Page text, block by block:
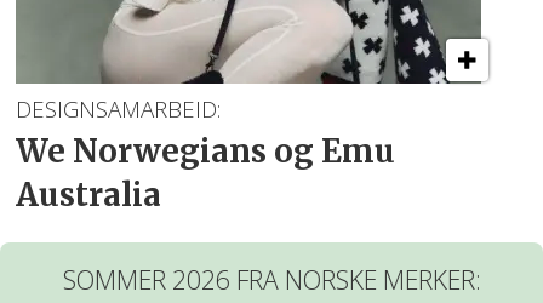
DESIGNSAMARBEID:
We Norwegians og Emu
Australia
SOMMER 2026 FRA NORSKE MERKER: